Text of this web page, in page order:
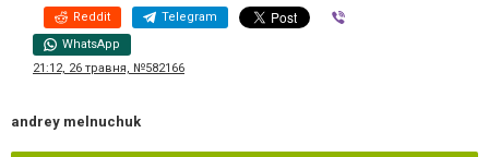
Reddit Telegram
WhatsApp
21:12, 26 травня, №582166
andrey melnuchuk